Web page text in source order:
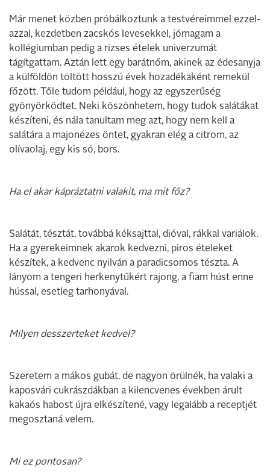
Már menet közben próbálkoztunk a testvéreimmel ezzel-
azzal, kezdetben zacskós levesekkel, jómagam a
kollégiumban pedig a rizses ételek univerzumát
tágítgattam. Aztán lett egy barátnőm, akinek az édesanyja
a külföldön töltött hosszú évek hozadékaként remekül
főzött. Tőle tudom például, hogy az egyszerűség
gyönyörködtet. Neki köszönhetem, hogy tudok salátákat
készíteni, és nála tanultam meg azt, hogy nem kell a
salátára a majonézes öntet, gyakran elég a citrom, az
olívaolaj, egy kis só, bors.
Ha el akar kápráztatni valakit, ma mit főz?
Salátát, tésztát, továbbá kéksajttal, dióval, rákkal variálok.
Ha a gyerekeimnek akarok kedvezni, piros ételeket
készítek, a kedvenc nyilván a paradicsomos tészta. A
lányom a tengeri herkenytűkért rajong, a fiam húst enne
hússal, esetleg tarhonyával.
Milyen desszerteket kedvel?
Szeretem a mákos gubát, de nagyon örülnék, ha valaki a
kaposvári cukrászdákban a kilencvenes években árult
kakaós habost újra elkészítené, vagy legalább a receptjét
megosztaná velem.
Mi ez pontosan?